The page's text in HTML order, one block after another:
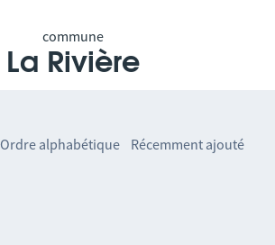
commune
La Rivière
Ordre alphabétique Récemment ajouté